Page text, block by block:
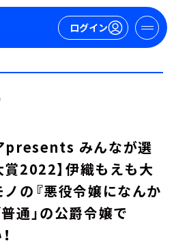
ログイン
presents みんなが選
賞2022】伊織もえも大
の『悪役令嬢になんか
通」の公爵令嬢で